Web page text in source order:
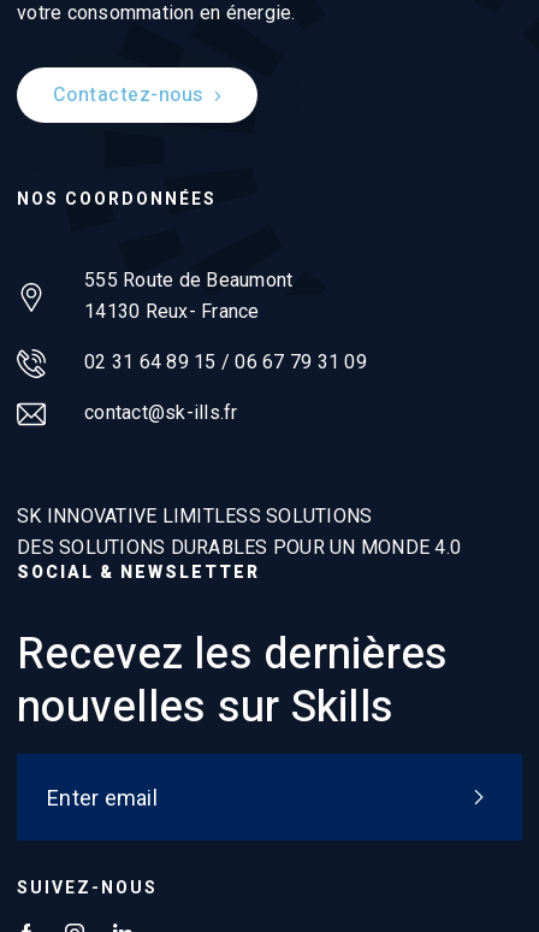
votre consommation en énergie.
Contactez-nous
NOS COORDONNÉES
555 Route de Beaumont
14130 Reux- France
02 31 64 89 15 / 06 67 79 31 09
contact@sk-ills.fr
SK INNOVATIVE LIMITLESS SOLUTIONS
DES SOLUTIONS DURABLES POUR UN MONDE 4.0
SOCIAL & NEWSLETTER
Recevez les dernières
nouvelles sur Skills
SUIVEZ-NOUS